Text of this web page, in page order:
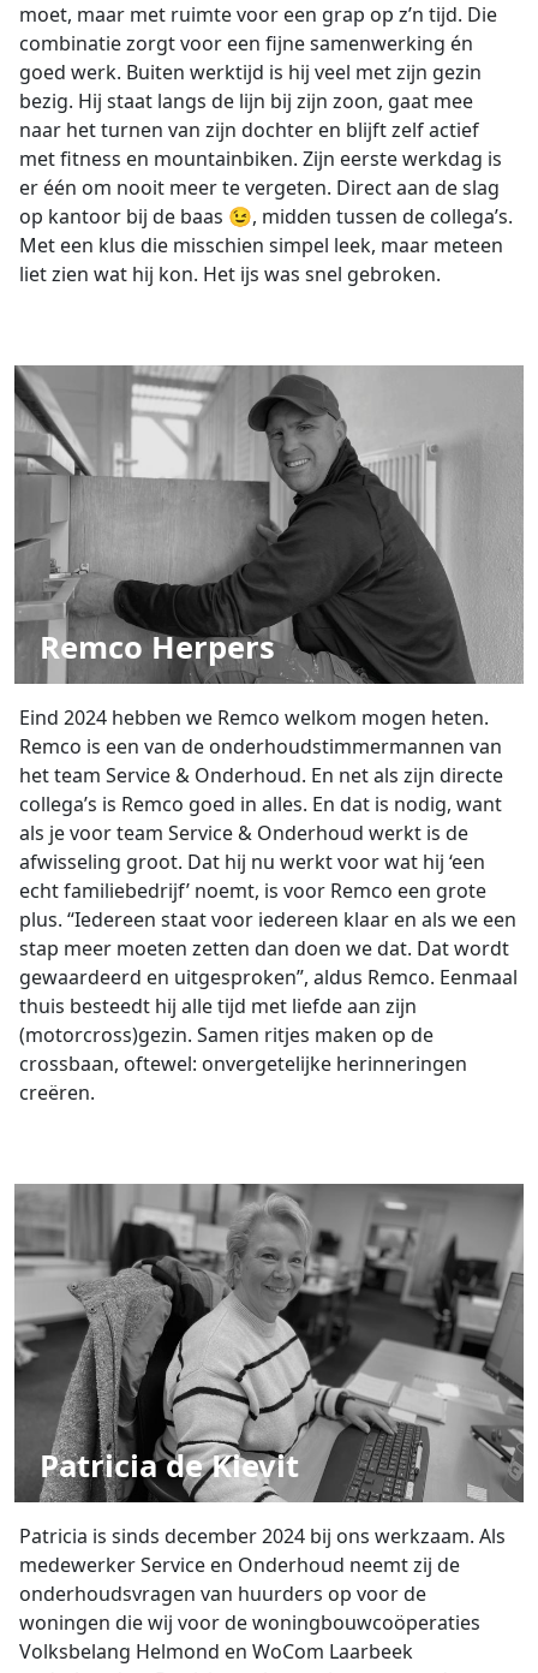
moet, maar met ruimte voor een grap op z’n tijd. Die
combinatie zorgt voor een fijne samenwerking én
goed werk. Buiten werktijd is hij veel met zijn gezin
bezig. Hij staat langs de lijn bij zijn zoon, gaat mee
naar het turnen van zijn dochter en blijft zelf actief
met fitness en mountainbiken. Zijn eerste werkdag is
er één om nooit meer te vergeten. Direct aan de slag
op kantoor bij de baas 😉, midden tussen de collega’s.
Met een klus die misschien simpel leek, maar meteen
liet zien wat hij kon. Het ijs was snel gebroken.
Remco Herpers
Eind 2024 hebben we Remco welkom mogen heten.
Remco is een van de onderhoudstimmermannen van
het team Service & Onderhoud. En net als zijn directe
collega’s is Remco goed in alles. En dat is nodig, want
als je voor team Service & Onderhoud werkt is de
afwisseling groot. Dat hij nu werkt voor wat hij ‘een
echt familiebedrijf’ noemt, is voor Remco een grote
plus. “Iedereen staat voor iedereen klaar en als we een
stap meer moeten zetten dan doen we dat. Dat wordt
gewaardeerd en uitgesproken”, aldus Remco. Eenmaal
thuis besteedt hij alle tijd met liefde aan zijn
(motorcross)gezin. Samen ritjes maken op de
crossbaan, oftewel: onvergetelijke herinneringen
creëren.
Patricia de Kievit
Patricia is sinds december 2024 bij ons werkzaam. Als
medewerker Service en Onderhoud neemt zij de
onderhoudsvragen van huurders op voor de
woningen die wij voor de woningbouwcoöperaties
Volksbelang Helmond en WoCom Laarbeek